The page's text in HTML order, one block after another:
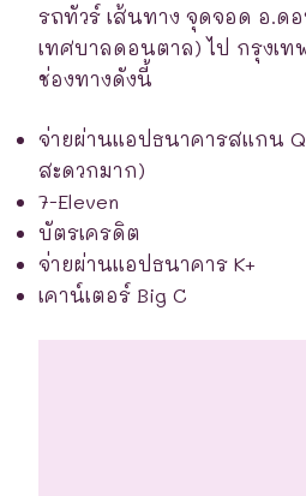
รถทัวร์ เส้นทาง จุดจอด อ.ด
เทศบาลดอนตาล) ไป กรุงเ
ช่องทางดังนี้
จ่ายผ่านแอปธนาคารสแกน
สะดวกมาก)
7-Eleven
บัตรเครดิต
จ่ายผ่านแอปธนาคาร K+
เคาน์เตอร์ Big C